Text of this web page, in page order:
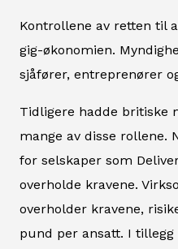
Kontrollene av retten til
gig-økonomien.
sjåfører, entreprenører
Tidligere hadde britiske
mange av disse rollene.
for selskaper som
overholde kravene.
overholder kravene,
pund per ansatt. I